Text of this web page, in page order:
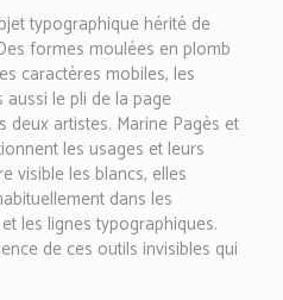
typographique hérité de
formes moulées en plomb
caractères mobiles, les
aussi le pli de la page
artistes. Marine Pagès et
les usages et leurs
visible les blancs, elles
dans les
les lignes typographiques.
de ces outils invisibles qui